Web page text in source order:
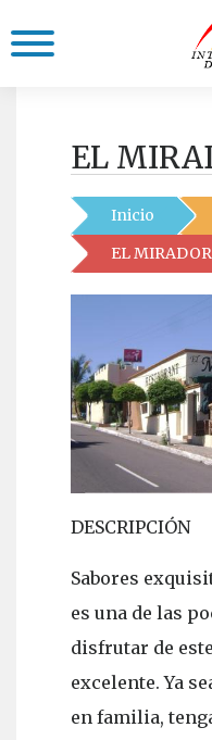
EL
Inicio
EL MIRADOR
DESCRIPCIÓN
Sabores
es una de las
disfrutar de
excelente. Ya
en familia,